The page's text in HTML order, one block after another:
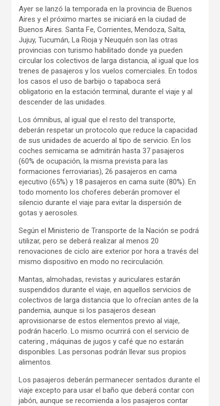
Ayer se lanzó la temporada en la provincia de Buenos
Aires y el próximo martes se iniciará en la ciudad de
Buenos Aires. Santa Fe, Corrientes, Mendoza, Salta,
Jujuy, Tucumán, La Rioja y Neuquén son las otras
provincias con turismo habilitado donde ya pueden
circular los colectivos de larga distancia, al igual que los
trenes de pasajeros y los vuelos comerciales. En todos
los casos el uso de barbijo o tapaboca será
obligatorio en la estación terminal, durante el viaje y al
descender de las unidades.
Los ómnibus, al igual que el resto del transporte,
deberán respetar un protocolo que reduce la capacidad
de sus unidades de acuerdo al tipo de servicio. En los
coches semicama se admitirán hasta 37 pasajeros
(60% de ocupación, la misma prevista para las
formaciones ferroviarias), 26 pasajeros en cama
ejecutivo (65%) y 18 pasajeros en cama suite (80%). En
todo momento los choferes deberán promover el
silencio durante el viaje para evitar la dispersión de
gotas y aerosoles.
Según el Ministerio de Transporte de la Nación se podrá
utilizar, pero se deberá realizar al menos 20
renovaciones de ciclo aire exterior por hora a través del
mismo dispositivo en modo no recirculación.
Mantas, almohadas, revistas y auriculares estarán
suspendidos durante el viaje, en aquellos servicios de
colectivos de larga distancia que lo ofrecían antes de la
pandemia, aunque si los pasajeros desean
aprovisionarse de estos elementos previo al viaje,
podrán hacerlo. Lo mismo ocurrirá con el servicio de
catering , máquinas de jugos y café que no estarán
disponibles. Las personas podrán llevar sus propios
alimentos.
Los pasajeros deberán permanecer sentados durante el
viaje excepto para usar el baño que deberá contar con
jabón, aunque se recomienda a los pasajeros contar